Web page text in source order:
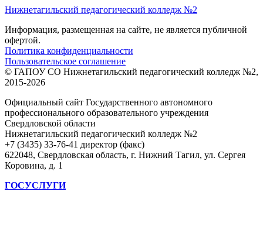
Нижнетагильский педагогический колледж №2
Информация, размещенная на сайте, не является публичной
офертой.
Политика конфиденциальности
Пользовательское соглашение
© ГАПОУ СО Нижнетагильский педагогический колледж №2,
2015-2026
Официальный сайт Государственного автономного
профессионального образовательного учреждения
Свердловской области
Нижнетагильский педагогический колледж №2
+7 (3435) 33-76-41 директор (факс)
622048, Свердловская область, г. Нижний Тагил, ул. Сергея
Коровина, д. 1
ГОСУСЛУГИ